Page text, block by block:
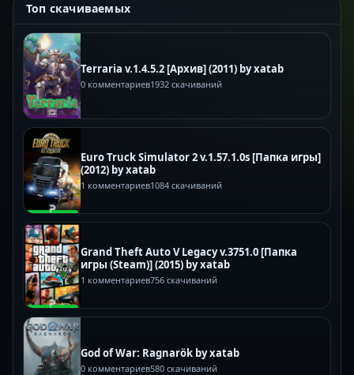
Топ скачиваемых
Terraria v.1.4.5.2 [Архив] (2011) by xatab
0 комментариев1932 скачиваний
Euro Truck Simulator 2 v.1.57.1.0s [Папка игры]
(2012) by xatab
1 комментариев1084 скачиваний
Grand Theft Auto V Legacy v.3751.0 [Папка
игры (Steam)] (2015) by xatab
1 комментариев756 скачиваний
God of War: Ragnarök by xatab
0 комментариев580 скачиваний